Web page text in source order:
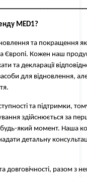
MED1?
та покращення
та Європі. Кожен наш
та декларації
для відновлення,
та підтримки,
здійснюється за
будь-який момент. Наша
детальну
довговічності, разом